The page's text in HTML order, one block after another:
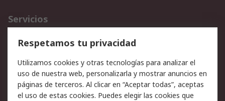
Servicios
Cómo realizar pedidos
Devoluciones
Facturación y pago
Ofertas
Soporte técnico
Legal
Respetamos tu privacidad
Utilizamos cookies y otras tecnologías para analizar el
uso de nuestra web, personalizarla y mostrar anuncios en
páginas de terceros. Al clicar en “Aceptar todas”, aceptas
el uso de estas cookies. Puedes elegir las cookies que